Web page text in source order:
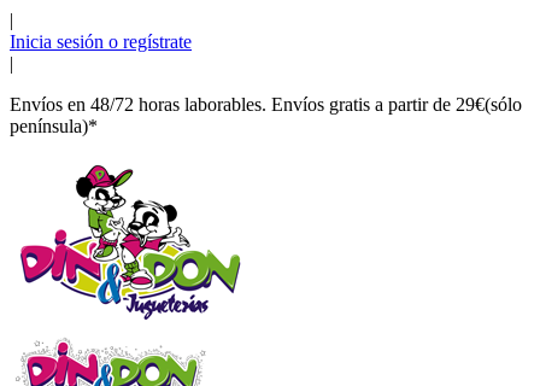
|
Inicia sesión o regístrate
|
Envíos en 48/72 horas laborables. Envíos gratis a partir de 29€(sólo
península)*